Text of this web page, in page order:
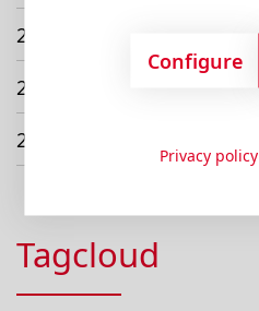
2020
2019
2018
Tagcloud
Configure
Privacy policy